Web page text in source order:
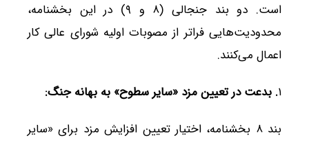
است. دو بند جنجالی (۸ و ۹) در این بخشنامه،
محدودیت‌هایی فراتر از مصوبات اولیه شورای عالی کار
اعمال می‌کنند.
۱. بدعت در تعیین مزد «سایر سطوح» به بهانه جنگ:
بند ۸ بخشنامه، اختیار تعیین افزایش مزد برای «سایر